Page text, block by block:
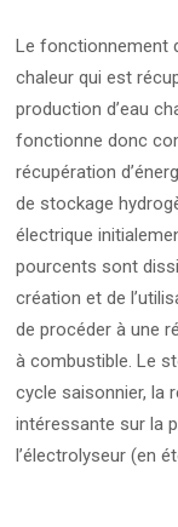
Le fonctionnement
chaleur qui est
production d’eau
fonctionne donc
récupération
de stockage
électrique
pourcents sont
création et de
de procéder à une
à combustible. Le
cycle saisonnier, la
intéressante sur la
l’électrolyseur (en